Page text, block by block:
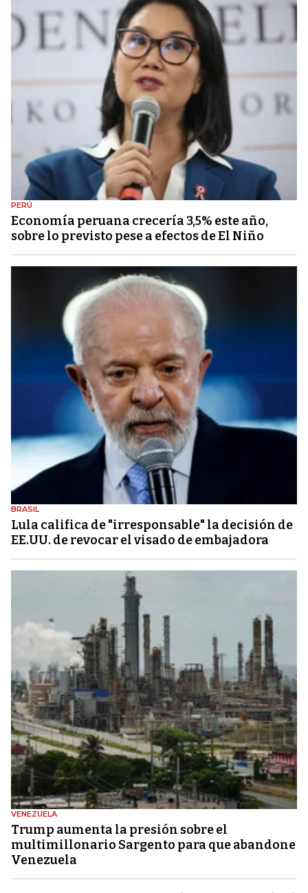
PERÚ
Economía peruana crecería 3,5% este año,
sobre lo previsto pese a efectos de El Niño
BRASIL
Lula califica de "irresponsable" la decisión de
EE.UU. de revocar el visado de embajadora
VENEZUELA
Trump aumenta la presión sobre el
multimillonario Sargento para que abandone
Venezuela